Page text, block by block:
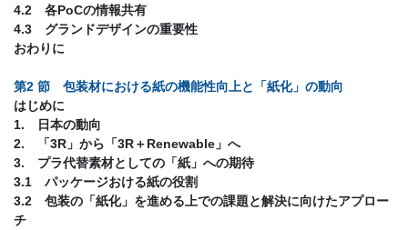
4.2 各PoCの情報共有
4.3 グランドデザインの重要性
おわりに
第2 節 包装材における紙の機能性向上と「紙化」の動向
はじめに
1. 日本の動向
2. 「3R」から「3R＋Renewable」へ
3. プラ代替素材としての「紙」への期待
3.1 パッケージおける紙の役割
3.2 包装の「紙化」を進める上での課題と解決に向けたアプロー
チ